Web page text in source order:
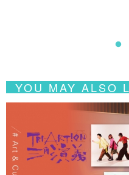
YOU MAY ALSO